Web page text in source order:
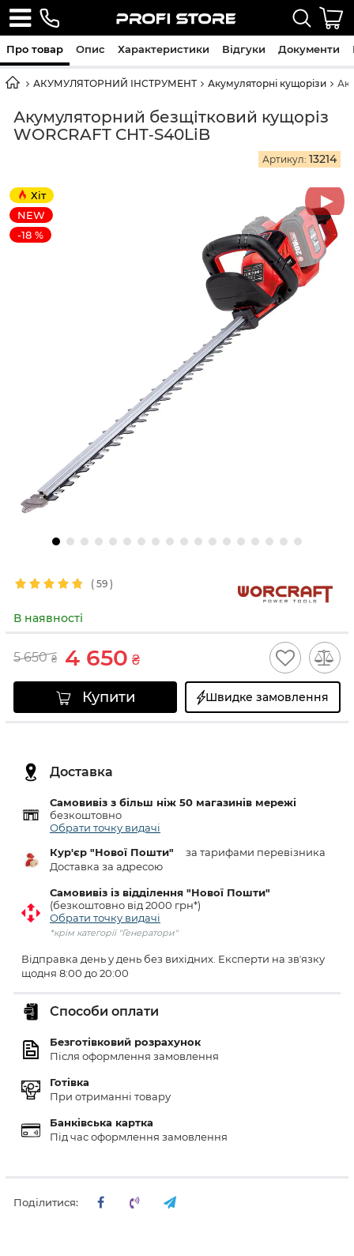
АКУМУЛЯТОРНИЙ ІНСТРУМЕНТ Акумуляторні кущорізи
Акумуляторний безщітковий кущоріз
WORCRAFT CHT‑S40LiB
Артикул: 13214
Хіт
NEW
-18 %
( 59 )
В наявності
5 650 ₴ 4 650 ₴
Купити Швидке замовлення
Доставка
Самовивіз з більш ніж 50 магазинів мережі
безкоштовно
Обрати точку видачі
Кур'єр "Нової Пошти"
за тарифами перевізника
Доставка за адресою
Самовивіз із відділення "Нової Пошти"
(безкоштовно від 2000 грн*)
Обрати точку видачі
*крім категорії "Генератори"
Відправка день у день без вихідних. Експерти на звʼязку
щодня 8:00 до 20:00
Способи оплати
Безготівковий розрахунок
Після оформлення замовлення
Готівка
При отриманні товару
Банківська картка
Під час оформлення замовлення
Поділитися:
Про товар Опис Характеристики Відгуки Документи